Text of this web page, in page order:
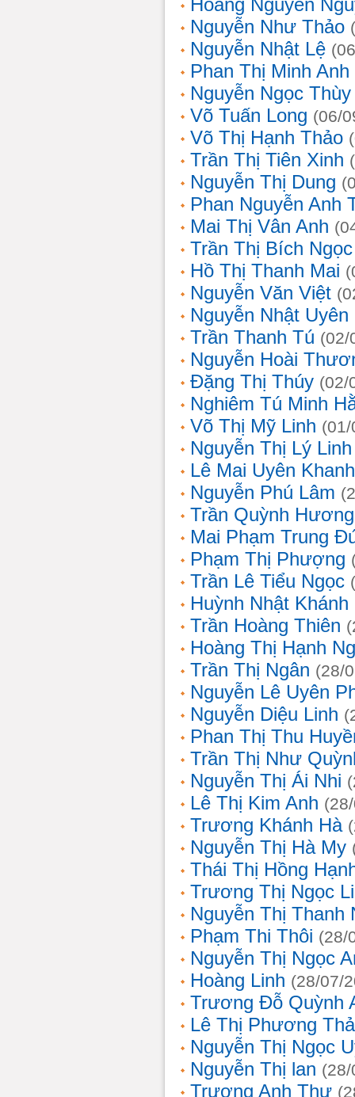
Hoàng Nguyễn
Nguyễn Như Thảo
Nguyễn Nhật Lệ
Phan Thị Minh Anh
Nguyễn Ngọc
Võ Tuấn Long (06/
Võ Thị Hạnh Thảo
Trần Thị Tiên Xinh
Nguyễn Thị Dung
Phan Nguyễn Anh
Mai Thị Vân Anh
Trần Thị Bích Ngọc
Hồ Thị Thanh Mai
Nguyễn Văn Việt
Nguyễn Nhật Uyên
Trần Thanh Tú (02/
Nguyễn Hoài
Đặng Thị Thúy (02/
Nghiêm Tú Minh
Võ Thị Mỹ Linh
Nguyễn Thị Lý Linh
Lê Mai Uyên Khanh
Nguyễn Phú Lâm
Trần Quỳnh Hương
Mai Phạm Trung
Phạm Thị Phượng
Trần Lê Tiểu Ngọc
Huỳnh Nhật Khánh
Trần Hoàng Thiên
Hoàng Thị Hạnh
Trần Thị Ngân (28/
Nguyễn Lê Uyên
Nguyễn Diệu Linh
Phan Thị Thu
Trần Thị Như
Nguyễn Thị Ái Nhi
Lê Thị Kim Anh
Trương Khánh Hà
Nguyễn Thị Hà My
Thái Thị Hồng
Trương Thị Ngọc
Nguyễn Thị Thanh
Phạm Thi Thôi (28/
Nguyễn Thị Ngọc
Hoàng Linh (28/07/
Trương Đỗ Quỳnh
Lê Thị Phương
Nguyễn Thị Ngọc
Nguyễn Thị lan
Trương Anh Thư